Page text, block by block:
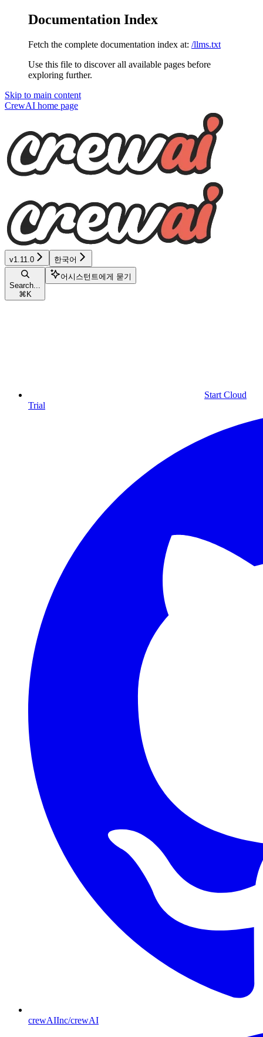
Documentation Index
Fetch the complete documentation index at: /llms.txt
Use this file to discover all available pages before
exploring further.
Skip to main content
CrewAI home page
v1.11.0 한국어
Search...
⌘ K
어시스턴트에게 묻기
Start Cloud
Trial
crewAIInc/crewAI